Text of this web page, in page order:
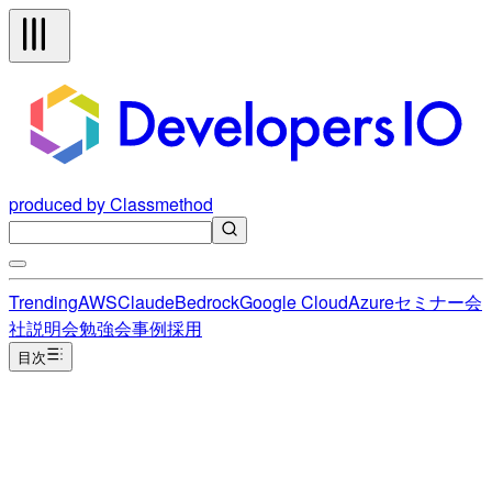
produced by Classmethod
TrendingAWSClaudeBedrockGoogle CloudAzureセミナー会
社説明会勉強会事例採用
目次